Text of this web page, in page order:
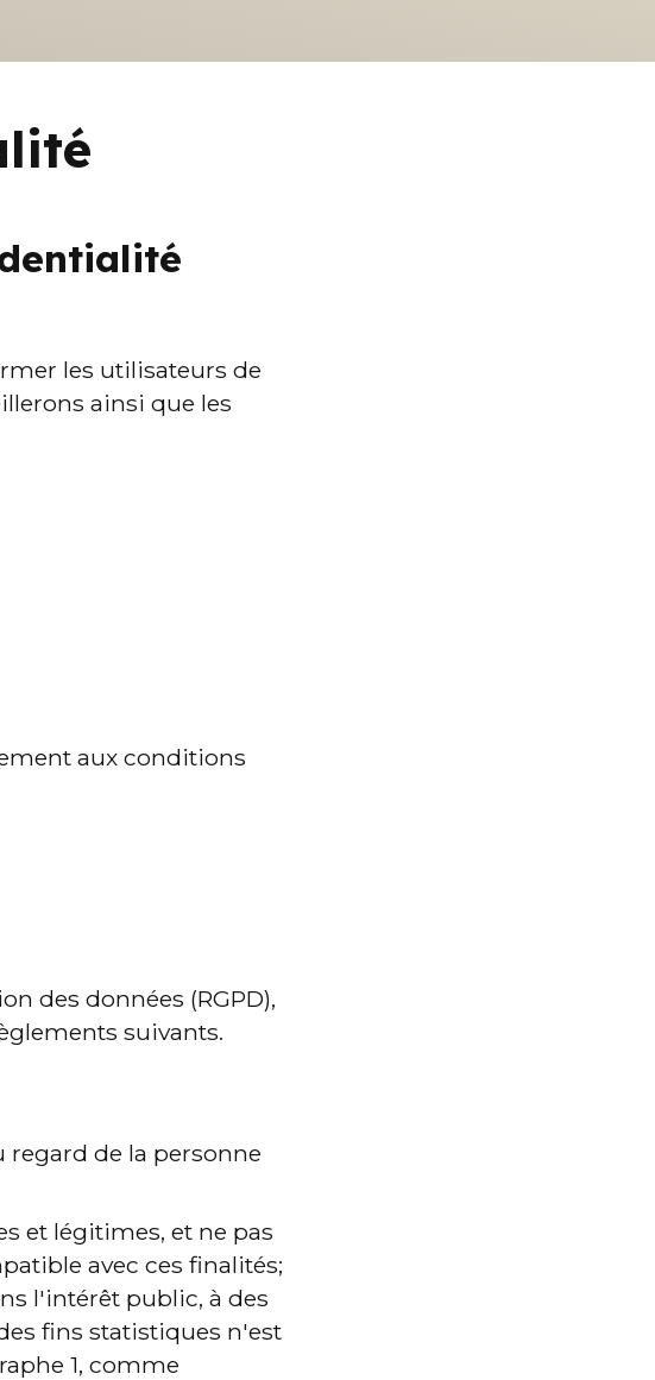
les utilisateurs de
ainsi que les
aux conditions
des données (RGPD),
suivants.
regard de la personne
et légitimes, et ne pas
avec ces finalités;
l'intérêt public, à des
fins statistiques n'est
1, comme